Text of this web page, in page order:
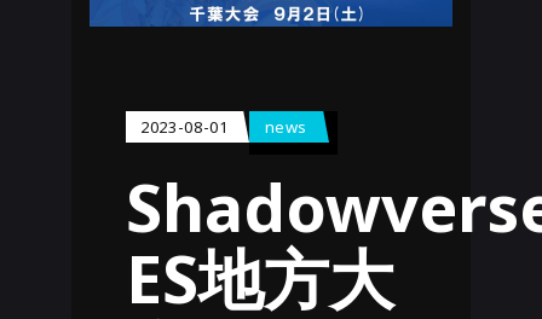
2023-08-01 news
ES地方大